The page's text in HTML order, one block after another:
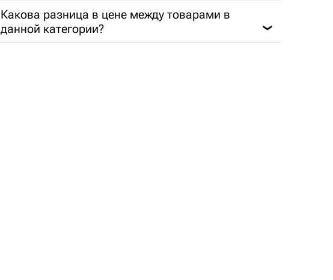
Какова разница в цене между товарами в
данной категории?
❯